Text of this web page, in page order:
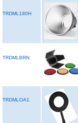
TRDML180H
TRDMLBRN
TRDMLOA1